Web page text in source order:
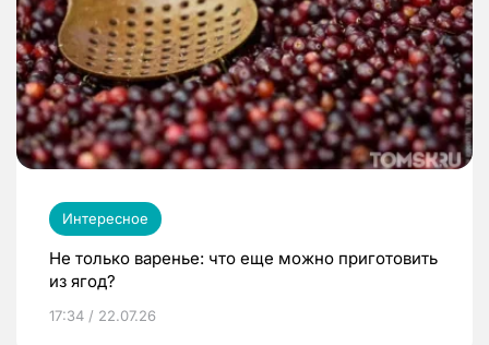
Интересное
Не только варенье: что еще можно приготовить
из ягод?
17:34 / 22.07.26